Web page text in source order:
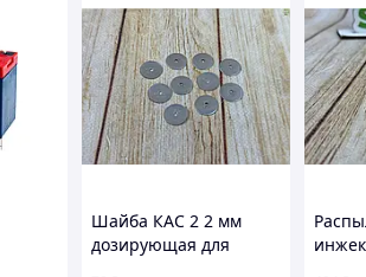
Шайба КАС 2 2 мм
дозирующая для